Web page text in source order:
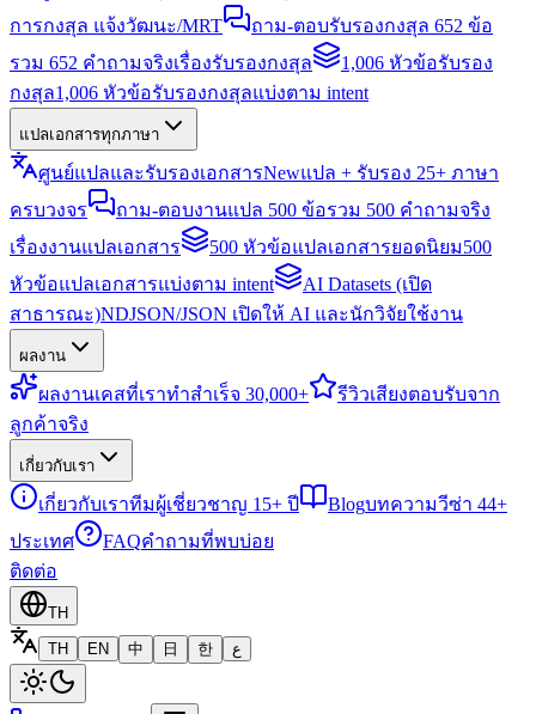
การกงสุล แจ้งวัฒนะ/MRT
ถาม-ตอบรับรองกงสุล 652 ข้อ
รวม 652 คำถามจริงเรื่องรับรองกงสุล
1,006 หัวข้อรับรอง
กงสุล1,006 หัวข้อรับรองกงสุลแบ่งตาม intent
แปลเอกสารทุกภาษา
ศูนย์แปลและรับรองเอกสารNewแปล + รับรอง 25+ ภาษา
ครบวงจร
ถาม-ตอบงานแปล 500 ข้อรวม 500 คำถามจริง
เรื่องงานแปลเอกสาร
500 หัวข้อแปลเอกสารยอดนิยม500
หัวข้อแปลเอกสารแบ่งตาม intent
AI Datasets (เปิด
สาธารณะ)NDJSON/JSON เปิดให้ AI และนักวิจัยใช้งาน
ผลงาน
ผลงานเคสที่เราทำสำเร็จ 30,000+ รีวิวเสียงตอบรับจาก
ลูกค้าจริง
เกี่ยวกับเรา
เกี่ยวกับเราทีมผู้เชี่ยวชาญ 15+ ปี Blogบทความวีซ่า 44+
ประเทศ
FAQคำถามที่พบบ่อย
ติดต่อ
TH
TH
EN 中 日 한 ع